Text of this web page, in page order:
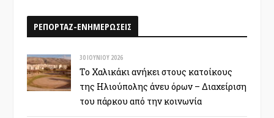
ΡΕΠΟΡΤΑΖ-ΕΝΗΜΕΡΩΣΕΙΣ
30 ΙΟΥΝΊΟΥ 2026
Το Χαλικάκι ανήκει στους κατοίκους
της Ηλιούπολης άνευ όρων – Διαχείριση
του πάρκου από την κοινωνία